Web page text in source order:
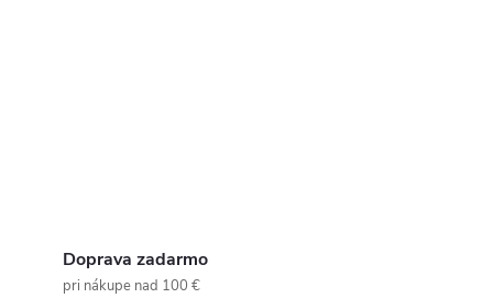
Doprava zadarmo
pri nákupe nad 100 €